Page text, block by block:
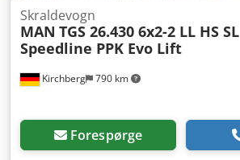
Kirchberg 790 km
Skraldevogn
MAN TGS 26.430 6x2-2 LL HS SL
Speedline PPK Evo Lift
Forespørge